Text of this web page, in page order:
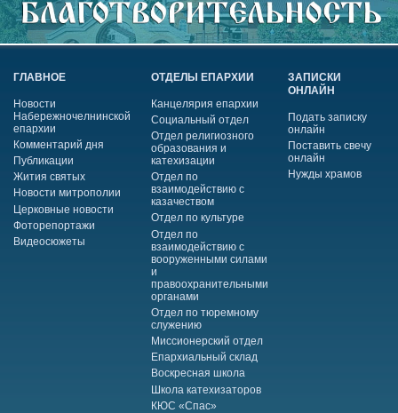
ГЛАВНОЕ
Новости
Набережночелнинской
епархии
Комментарий дня
Публикации
Жития святых
Новости митрополии
Церковные новости
Фоторепортажи
Видеосюжеты
ОТДЕЛЫ ЕПАРХИИ
Канцелярия епархии
Социальный отдел
Отдел религиозного
образования и
катехизации
Отдел по
взаимодействию с
казачеством
Отдел по культуре
Отдел по
взаимодействию с
вооруженными силами
и
правоохранительными
органами
Отдел по тюремному
служению
Миссионерский отдел
Епархиальный склад
Воскресная школа
Школа катехизаторов
КЮС «Спас»
ЗАПИСКИ
ОНЛАЙН
Подать записку
онлайн
Поставить свечу
онлайн
Нужды храмов